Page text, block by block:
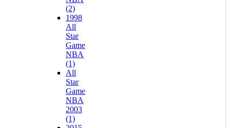
(2)
1998
All
Star
Game
NBA
(1)
All
Star
Game
NBA
2003
(1)